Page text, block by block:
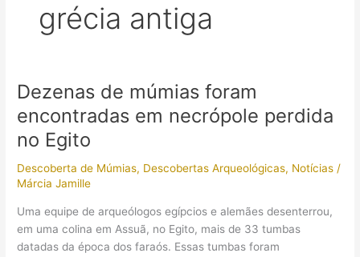
grécia antiga
Dezenas de múmias foram
encontradas em necrópole perdida
no Egito
Descoberta de Múmias, Descobertas Arqueológicas, Notícias /
Márcia Jamille
Uma equipe de arqueólogos egípcios e alemães desenterrou,
em uma colina em Assuã, no Egito, mais de 33 tumbas
datadas da época dos faraós. Essas tumbas foram